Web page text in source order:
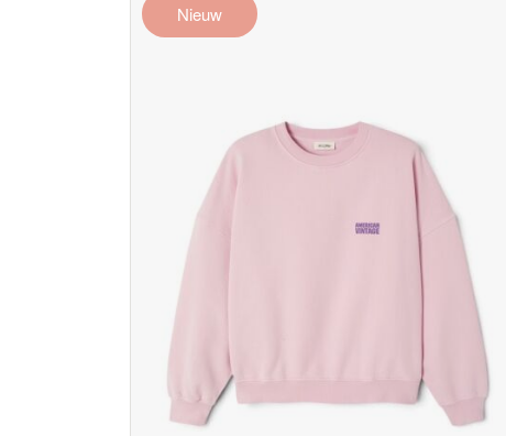
Nieuw